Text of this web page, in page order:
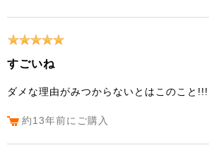
すごいね
ダメな理由がみつからないとはこのこと!!!
約13年前にご購入